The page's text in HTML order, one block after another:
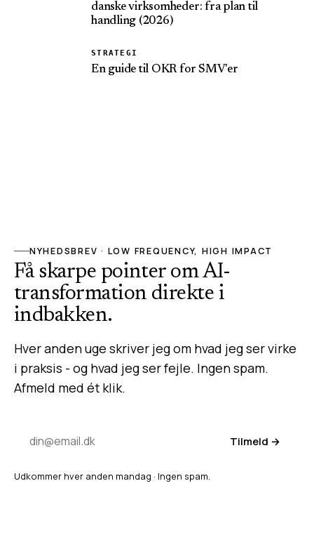
danske virksomheder: fra plan til
handling (2026)
STRATEGI
En guide til OKR for SMV'er
NYHEDSBREV · LOW FREQUENCY, HIGH IMPACT
Få skarpe pointer om AI-
transformation direkte i
indbakken.
Hver anden uge skriver jeg om hvad jeg ser virke
i praksis - og hvad jeg ser fejle. Ingen spam.
Afmeld med ét klik.
Tilmeld →
Udkommer hver anden mandag · Ingen spam.